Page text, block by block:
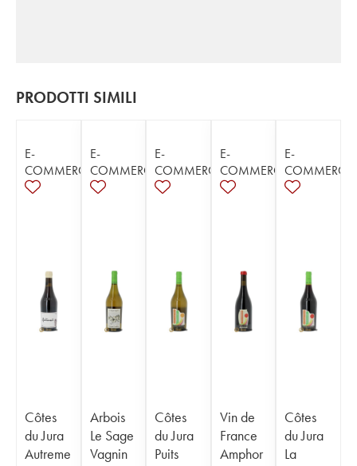
PRODOTTI SIMILI
E-
COMMERCE
Côtes
du Jura
Autreme
E-
COMMERCE
Arbois
Le Sage
Vagnin
E-
COMMERCE
Côtes
du Jura
Puits
E-
COMMERCE
Vin de
France
Amphor
E-
COMMERCE
Côtes
du Jura
La